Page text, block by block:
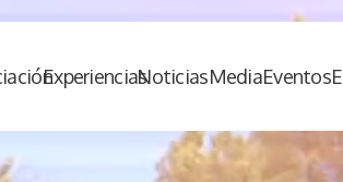
ExperienciasNoticiasMediaEventos